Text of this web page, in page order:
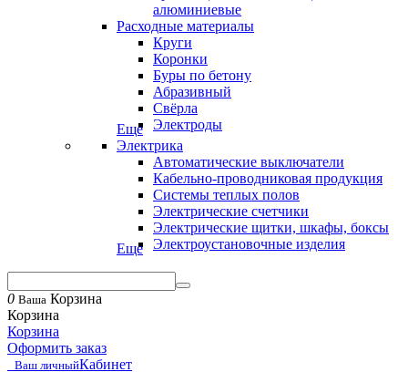
алюминиевые
Расходные материалы
Круги
Коронки
Буры по бетону
Абразивный
Свёрла
Электроды
Еще
Электрика
Автоматические выключатели
Кабельно-проводниковая продукция
Системы теплых полов
Электрические счетчики
Электрические щитки, шкафы, боксы
Электроустановочные изделия
Еще
0 Ваша Корзина
Корзина
Корзина
Оформить заказ
Ваш личныйКабинет